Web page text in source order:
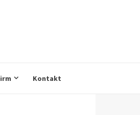
Kontakt